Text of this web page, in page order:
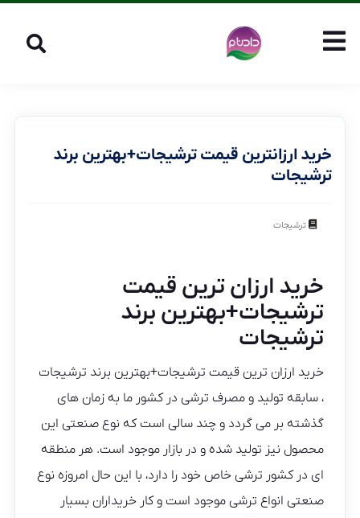
خرید ارزانترین قیمت ترشیجات+بهترین برند
ترشیجات
ترشیجات
خرید ارزان ترین قیمت
ترشیجات+بهترین برند
ترشیجات
خرید ارزان ترین قیمت ترشیجات+بهترین برند ترشیجات
، سابقه تولید و مصرف ترشی در کشور ما به زمان های
گذشته بر می گردد و چند سالی است که نوع صنعتی این
محصول نیز تولید شده و در بازار موجود است. هر منطقه
ای در کشور ترشی خاص خود را دارد، با این حال امروزه نوع
صنعتی انواع ترشی موجود است و کار خریداران بسیار